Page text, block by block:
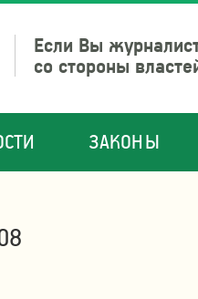
Если Вы
со стороны
ЗАКОНЫ